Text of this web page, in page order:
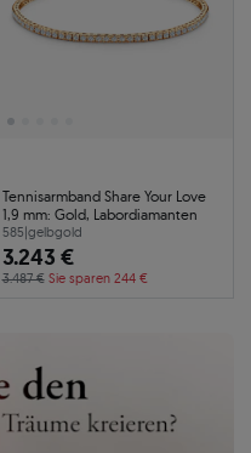
Tennisarmband Share Your Love
1,9 mm: Gold, Labordiamanten
585|gelbgold
3.243 €
3.487 € Sie sparen 244 €